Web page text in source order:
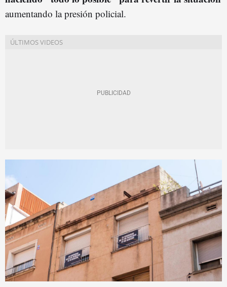
aumentando la presión policial.